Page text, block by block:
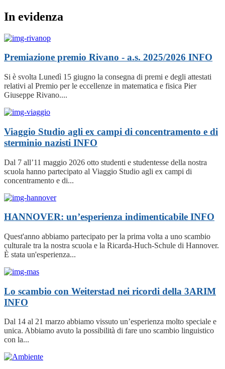
In evidenza
Premiazione premio Rivano - a.s. 2025/2026 INFO
Si è svolta Lunedì 15 giugno la consegna di premi e degli attestati
relativi al Premio per le eccellenze in matematica e fisica Pier
Giuseppe Rivano....
Viaggio Studio agli ex campi di concentramento e di
sterminio nazisti INFO
Dal 7 all’11 maggio 2026 otto studenti e studentesse della nostra
scuola hanno partecipato al Viaggio Studio agli ex campi di
concentramento e di...
HANNOVER: un’esperienza indimenticabile INFO
Quest'anno abbiamo partecipato per la prima volta a uno scambio
culturale tra la nostra scuola e la Ricarda-Huch-Schule di Hannover.
È stata un'esperienza...
Lo scambio con Weiterstad nei ricordi della 3ARIM
INFO
Dal 14 al 21 marzo abbiamo vissuto un’esperienza molto speciale e
unica. Abbiamo avuto la possibilità di fare uno scambio linguistico
con la...